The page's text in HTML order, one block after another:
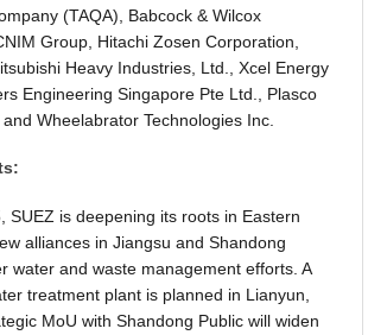
(TAQA), Babcock & Wilcox
Group, Hitachi Zosen Corporation,
Heavy Industries, Ltd., Xcel Energy
Engineering Singapore Pte Ltd., Plasco
Wheelabrator Technologies Inc.
SUEZ is deepening its roots in Eastern
alliances in Jiangsu and Shandong
water and waste management efforts. A
treatment plant is planned in Lianyun,
MoU with Shandong Public will widen